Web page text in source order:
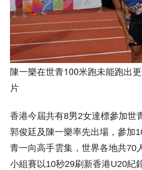
陳一樂在世青100米跑未能跑出
片
香港今屆共有8男2女達標參加世
郭俊廷及陳一樂率先出場，參加
青一向高手雲集，世界各地共70
小組賽以10秒29刷新香港U20紀